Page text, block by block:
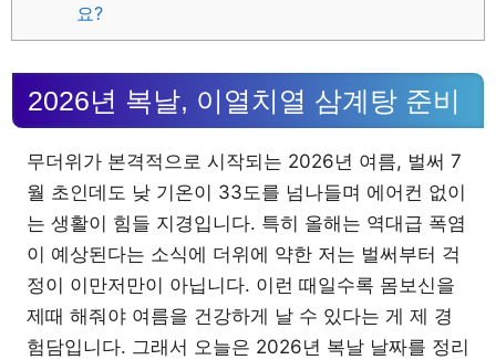
요?
2026년 복날, 이열치열 삼계탕 준비
무더위가 본격적으로 시작되는 2026년 여름, 벌써 7
월 초인데도 낮 기온이 33도를 넘나들며 에어컨 없이
는 생활이 힘들 지경입니다. 특히 올해는 역대급 폭염
이 예상된다는 소식에 더위에 약한 저는 벌써부터 걱
정이 이만저만이 아닙니다. 이런 때일수록 몸보신을
제때 해줘야 여름을 건강하게 날 수 있다는 게 제 경
험담입니다. 그래서 오늘은 2026년 복날 날짜를 정리